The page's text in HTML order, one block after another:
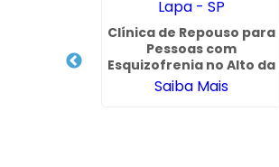
Rasa -
Clínica de Repouso para
Pessoas com
Esquizofrenia no Alto da
Lapa - SP
Saiba Mais